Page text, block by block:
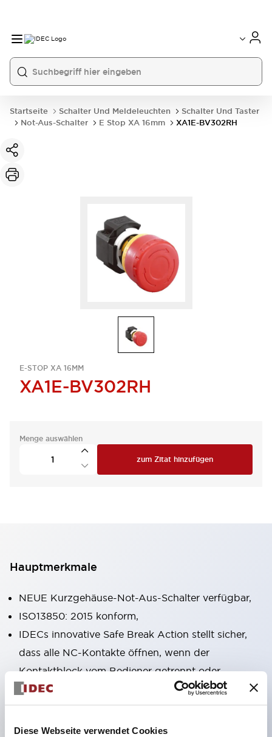
Diese Webseite verwendet Cookies
Startseite Schalter Und Meldeleuchten
Schalter Und Taster
Not-Aus-Schalter
E Stop XA 16mm XA1E-BV302RH
E-STOP XA 16MM
XA1E-BV302RH
Menge auswählen
zum Zitat hinzufügen
Hauptmerkmale
NEUE Kurzgehäuse-Not-Aus-Schalter verfügbar,
ISO13850: 2015 konform,
IDECs innovative Safe Break Action stellt sicher,
dass alle NC-Kontakte öffnen, wenn der
Kontaktblock vom Bediener getrennt oder
beschädigt wird,
Pushlock-Dreh-Reset und Push-Pull-
Dualfunktionen in derselben Einheit integriert,